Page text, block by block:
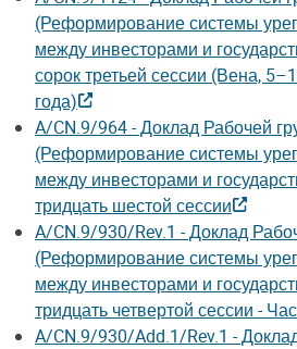
(Реформирование системы
между инвесторами и
сорок третьей сессии (Вена,
года)
A/CN.9/964 - Доклад Рабочей
(Реформирование системы
между инвесторами и
тридцать шестой сессии
A/CN.9/930/Rev.1 - Доклад
(Реформирование системы
между инвесторами и
тридцать четвертой сессии -
A/CN.9/930/Add.1/Rev.1 -